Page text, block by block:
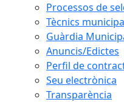
Processos de
Tècnics
Guàrdia
Anuncis/Edictes
Perfil de
Seu electrònica
Transparència